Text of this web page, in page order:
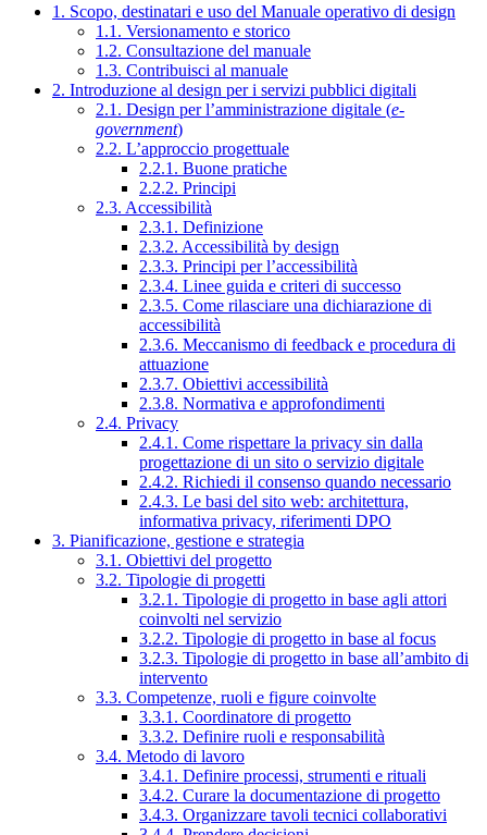
1. Scopo, destinatari e uso del Manuale operativo di design
1.1. Versionamento e storico
1.2. Consultazione del manuale
1.3. Contribuisci al manuale
2. Introduzione al design per i servizi pubblici digitali
2.1. Design per l’amministrazione digitale (e-
government)
2.2. L’approccio progettuale
2.2.1. Buone pratiche
2.2.2. Principi
2.3. Accessibilità
2.3.1. Definizione
2.3.2. Accessibilità by design
2.3.3. Principi per l’accessibilità
2.3.4. Linee guida e criteri di successo
2.3.5. Come rilasciare una dichiarazione di
accessibilità
2.3.6. Meccanismo di feedback e procedura di
attuazione
2.3.7. Obiettivi accessibilità
2.3.8. Normativa e approfondimenti
2.4. Privacy
2.4.1. Come rispettare la privacy sin dalla
progettazione di un sito o servizio digitale
2.4.2. Richiedi il consenso quando necessario
2.4.3. Le basi del sito web: architettura,
informativa privacy, riferimenti DPO
3. Pianificazione, gestione e strategia
3.1. Obiettivi del progetto
3.2. Tipologie di progetti
3.2.1. Tipologie di progetto in base agli attori
coinvolti nel servizio
3.2.2. Tipologie di progetto in base al focus
3.2.3. Tipologie di progetto in base all’ambito di
intervento
3.3. Competenze, ruoli e figure coinvolte
3.3.1. Coordinatore di progetto
3.3.2. Definire ruoli e responsabilità
3.4. Metodo di lavoro
3.4.1. Definire processi, strumenti e rituali
3.4.2. Curare la documentazione di progetto
3.4.3. Organizzare tavoli tecnici collaborativi